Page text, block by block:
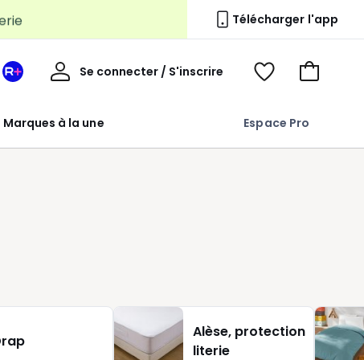
Télécharger l'app
Marques à la une Espace Pro
Mon
Redoute
Se connecter / S'inscrire
Mon
Voir
Voir
Alèse, protection
literie